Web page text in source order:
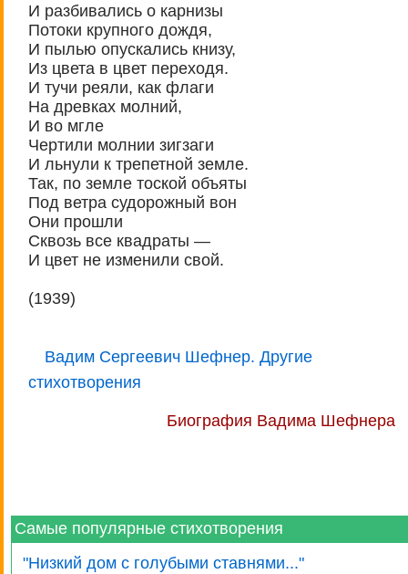
И разбивались о карнизы
Потоки крупного дождя,
И пылью опускались книзу,
Из цвета в цвет переходя.
И тучи реяли, как флаги
На древках молний,
И во мгле
Чертили молнии зигзаги
И льнули к трепетной земле.
Так, по земле тоской объяты
Под ветра судорожный вон
Они прошли
Сквозь все квадраты —
И цвет не изменили свой.
(1939)
Вадим Сергеевич Шефнер. Другие
стихотворения
Биография Вадима Шефнера
Самые популярные стихотворения
"Низкий дом с голубыми ставнями..."